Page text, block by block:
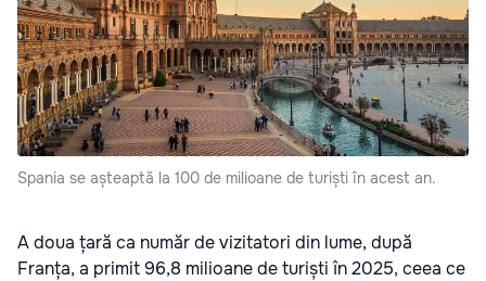
Spania se așteaptă la 100 de milioane de turiști în acest an.
A doua țară ca număr de vizitatori din lume, după
Franța, a primit 96,8 milioane de turiști în 2025, ceea ce